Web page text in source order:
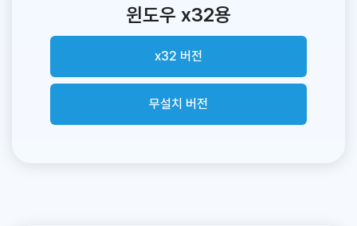
윈도우 x32용
x32 버전
무설치 버전